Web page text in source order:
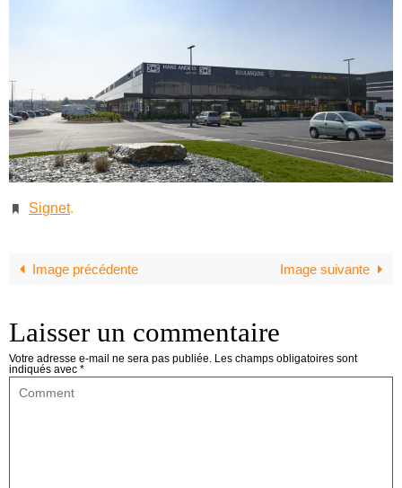
Signet.
Image précédente Image suivante
Laisser un commentaire
Votre adresse e-mail ne sera pas publiée. Les champs obligatoires sont
indiqués avec *